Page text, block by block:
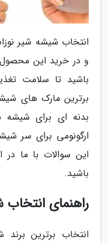
انتخاب شیشه شیر
و در خرید این محصول
باشید تا سلامت
برترین مارک های
بدنه ای برای
ارگونومی برای سر
این سوالات با ما در
باشید.
راهنمای
انتخاب برترین